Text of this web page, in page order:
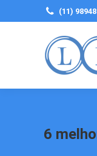
(11)
6